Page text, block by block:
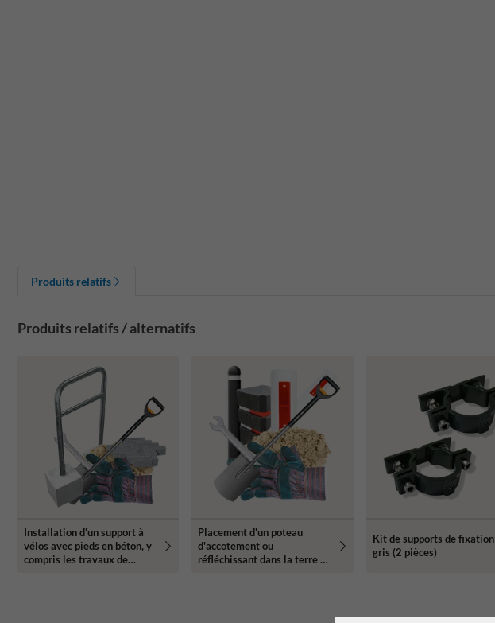
Produits relatifs
Produits relatifs / alternatifs
Installation d'un support à
vélos avec pieds en béton, y
compris les travaux de
Placement d'un poteau
d'accotement ou
réfléchissant dans la terre -
Kit de supports de fixation
gris (2 pièces)